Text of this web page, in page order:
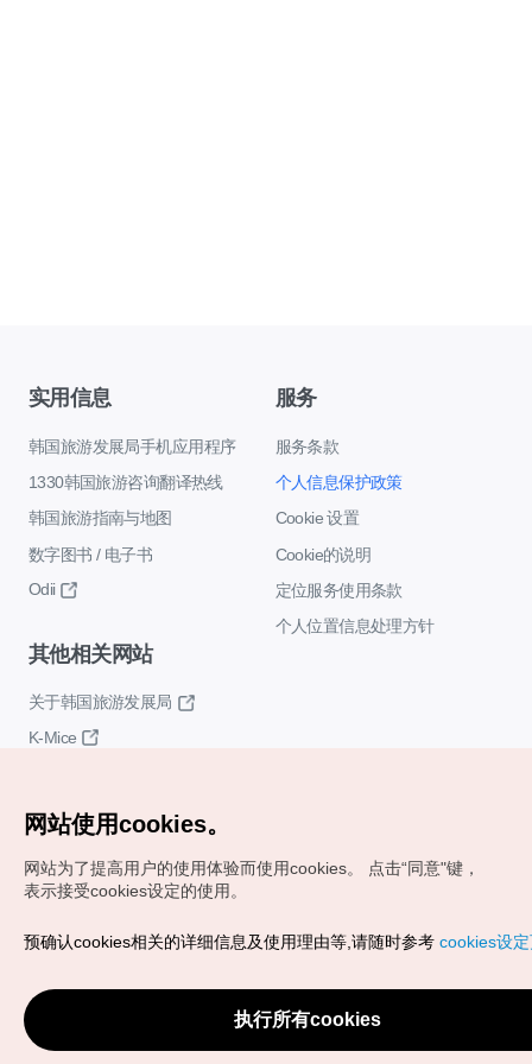
实用信息
韩国旅游发展局手机应用程序
1330韩国旅游咨询翻译热线
韩国旅游指南与地图
数字图书 / 电子书
Odii
服务
服务条款
个人信息保护政策
Cookie 设置
Cookie的说明
定位服务使用条款
个人位置信息处理方针
其他相关网站
关于韩国旅游发展局
K-Mice
Copyrights (c) 韩国旅游发展局版权所有
VISITKOREA官方邮箱
chnsim@knto.or.kr
网站使用cookies。
网站为了提高用户的使用体验而使用cookies。
点击“同意"键，
表示接受cookies设定的使用。
预确认cookies相关的详细信息及使用理由等,请随时参考 cookies设
执行所有cookies